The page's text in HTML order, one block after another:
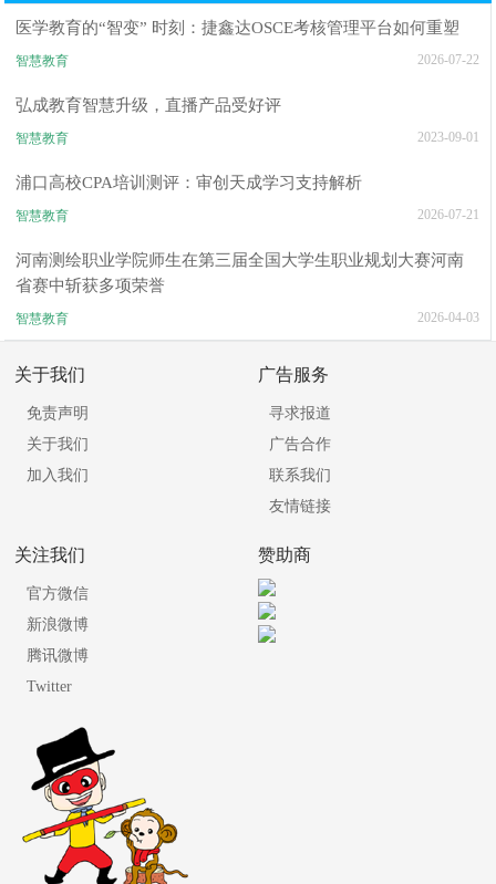
医学教育的“智变” 时刻：捷鑫达OSCE考核管理平台如何重塑
智慧教育 2026-07-22
弘成教育智慧升级，直播产品受好评
智慧教育 2023-09-01
浦口高校CPA培训测评：审创天成学习支持解析
智慧教育 2026-07-21
河南测绘职业学院师生在第三届全国大学生职业规划大赛河南
省赛中斩获多项荣誉
智慧教育 2026-04-03
关于我们
免责声明
关于我们
加入我们
广告服务
寻求报道
广告合作
联系我们
友情链接
关注我们
官方微信
新浪微博
腾讯微博
Twitter
赞助商